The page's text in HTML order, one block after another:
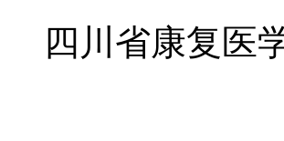
四川省康复医